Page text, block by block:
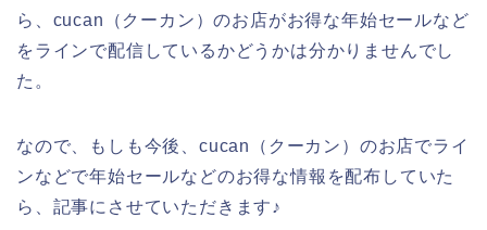
ら、cucan（クーカン）のお店がお得な年始セールなど
をラインで配信しているかどうかは分かりませんでし
た。
なので、もしも今後、cucan（クーカン）のお店でライ
ンなどで年始セールなどのお得な情報を配布していた
ら、記事にさせていただきます♪